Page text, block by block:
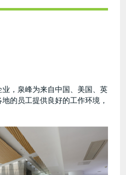
，泉峰为来自中国、美国、英
的员工提供良好的工作环境，